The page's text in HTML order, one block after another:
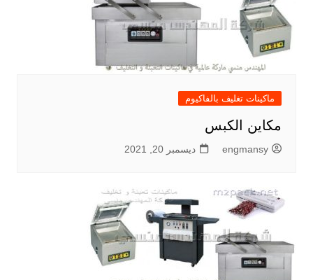
ماكينات تغليف بالفاكيوم
مكاين الكبس
engmansy ديسمبر 20, 2021